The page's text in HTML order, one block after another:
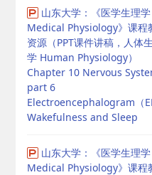
山东大学：《医学生理学
Medical Physiology》课程
资源（PPT课件讲稿，人体
学 Human Physiology）
Chapter 10 Nervous
part 6
Electroencephalogram（
Wakefulness and Sleep
山东大学：《医学生理学
Medical Physiology》课程